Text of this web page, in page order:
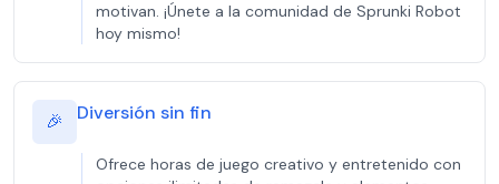
motivan. ¡Únete a la comunidad de Sprunki Robot
hoy mismo!
🎉 Diversión sin fin
Ofrece horas de juego creativo y entretenido con